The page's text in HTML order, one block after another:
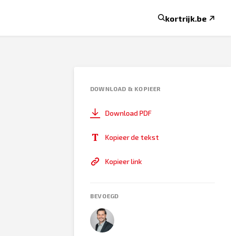
kortrijk.be
DOWNLOAD & KOPIEER
Download PDF
Kopieer de tekst
Kopieer link
BEVOEGD